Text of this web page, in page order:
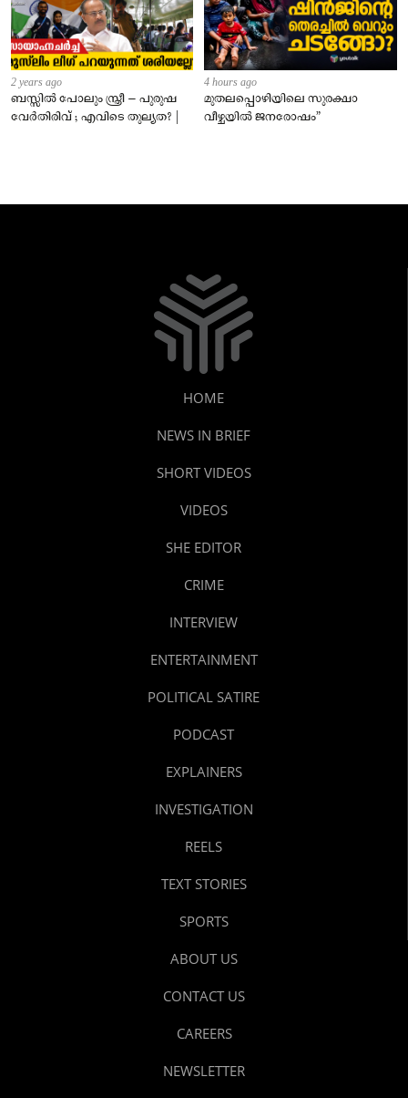
2 years ago
ബസ്സിൽ പോലും സ്ത്രീ – പുരുഷ
വേർതിരിവ് ; എവിടെ തുല്യത? |
4 hours ago
മുതലപ്പൊഴിയിലെ സുരക്ഷാ
വീഴ്ചയിൽ ജനരോഷം”
HOME
NEWS IN BRIEF
SHORT VIDEOS
VIDEOS
SHE EDITOR
CRIME
INTERVIEW
ENTERTAINMENT
POLITICAL SATIRE
PODCAST
EXPLAINERS
INVESTIGATION
REELS
TEXT STORIES
SPORTS
ABOUT US
CONTACT US
CAREERS
NEWSLETTER